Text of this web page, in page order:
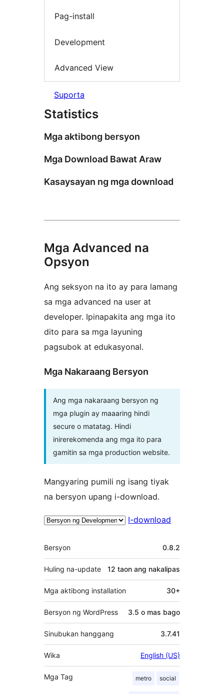
Pag-install
Development
Advanced View
Suporta
Statistics
Mga aktibong bersyon
Mga Download Bawat Araw
Kasaysayan ng mga download
Mga Advanced na
Opsyon
Ang seksyon na ito ay para lamang
sa mga advanced na user at
developer. Ipinapakita ang mga ito
dito para sa mga layuning
pagsubok at edukasyonal.
Mga Nakaraang Bersyon
Ang mga nakaraang bersyon ng
mga plugin ay maaaring hindi
secure o matatag. Hindi
inirerekomenda ang mga ito para
gamitin sa mga production website.
Mangyaring pumili ng isang tiyak
na bersyon upang i-download.
I-download
Meta
Bersyon 0.8.2
Huling na-update 12 taon ang nakalipas
Mga aktibong installation 30+
Bersyon ng WordPress 3.5 o mas bago
Sinubukan hanggang 3.7.41
Wika English (US)
Mga Tag metro social